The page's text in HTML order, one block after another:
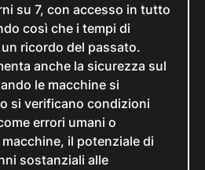
su 7, con accesso in tutto
così che i tempi di
ricordo del passato.
anche la sicurezza sul
le macchine si
si verificano condizioni
errori umani o
il potenziale di
sostanziali alle